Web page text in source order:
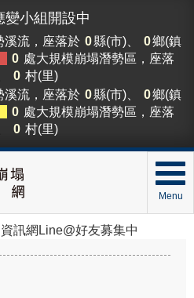
變小組開設中
溪流，座落於 0縣(市)、 0鄉(鎮
0 處大規模崩塌潛勢區，座落
0 村(里)
溪流，座落於 0縣(市)、 0鄉(鎮
0 處大規模崩塌潛勢區，座落
0 村(里)
Menu